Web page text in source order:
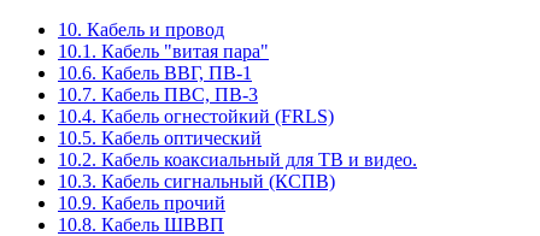
10. Кабель и провод
10.1. Кабель "витая пара"
10.6. Кабель ВВГ, ПВ-1
10.7. Кабель ПВС, ПВ-3
10.4. Кабель огнестойкий (FRLS)
10.5. Кабель оптический
10.2. Кабель коаксиальный для ТВ и видео.
10.3. Кабель сигнальный (КСПВ)
10.9. Кабель прочий
10.8. Кабель ШВВП